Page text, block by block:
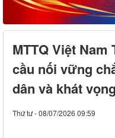
MTTQ Việt
cầu nối vững
dân và khát
Thứ tư - 08/07/2026 09:59